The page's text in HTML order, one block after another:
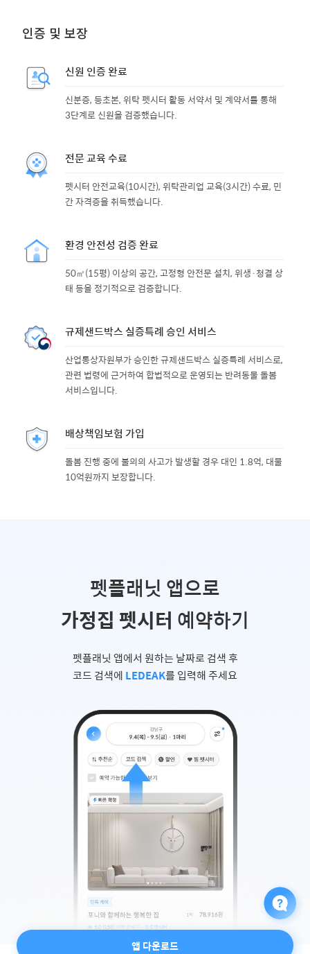
인증 및 보장
신원 인증 완료
신분증, 등초본, 위탁 펫시터 활동 서약서 및 계약서를 통해
3단계로 신원을 검증했습니다.
전문 교육 수료
펫시터 안전교육(10시간), 위탁관리업 교육(3시간) 수료, 민
간 자격증을 취득했습니다.
환경 안전성 검증 완료
50㎡(15평) 이상의 공간, 고정형 안전문 설치, 위생·청결 상
태 등을 정기적으로 검증합니다.
규제샌드박스 실증특례 승인 서비스
산업통상자원부가 승인한 규제샌드박스 실증특례 서비스로,
관련 법령에 근거하여 합법적으로 운영되는 반려동물 돌봄
서비스입니다.
배상책임보험 가입
돌봄 진행 중에 불의의 사고가 발생할 경우 대인 1.8억, 대물
10억원까지 보장합니다.
펫플래닛 앱으로
가정집 펫시터 예약하기
펫플래닛 앱에서 원하는 날짜로 검색 후
코드 검색에 LEDEAK를 입력해 주세요
앱 다운로드